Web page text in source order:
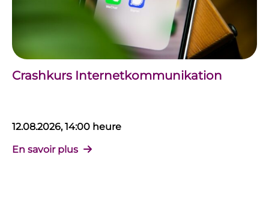
Crashkurs Internetkommunikation
12.08.2026, 14:00 heure
En savoir plus